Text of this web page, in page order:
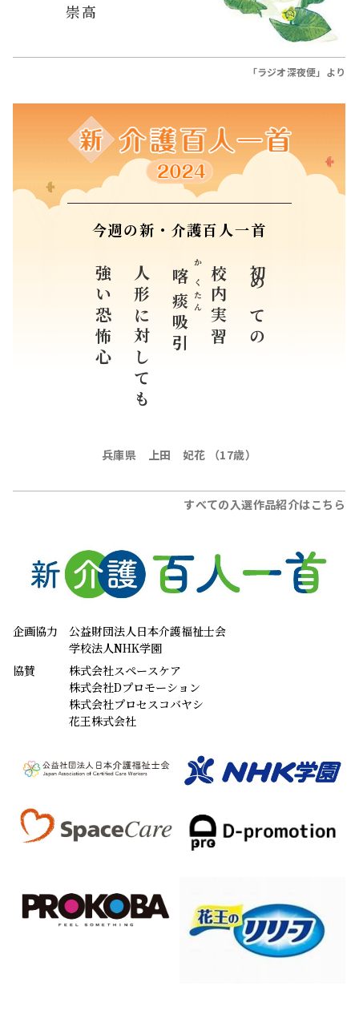
崇高
「ラジオ深夜便」より
今週の新・介護百人一首
初めての
校内実習
喀痰かくたん
吸引
人形に対しても
強い恐怖心
兵庫県 上田 妃花 （17歳）
すべての入選作品紹介はこちら
企画協力
公益財団法人日本介護福祉士会
学校法人NHK学園
協賛
株式会社スペースケア
株式会社Dプロモーション
株式会社プロセスコバヤシ
花王株式会社